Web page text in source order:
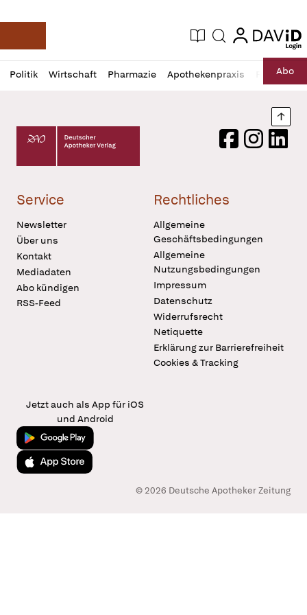
Deutsche Apotheker Zeitung
Aktuelle Ausgabe
Suche login
login
Politik Wirtschaft Pharmazie Apothekenpraxis RechtAbo
Profil
öffnen
Daz
Pur
Deutscher Apotheker Verlag Logo
FacebookInstagram
Service
Newsletter
Über uns
Kontakt
Mediadaten
Abo kündigen
RSS-Feed
Rechtliches
Allgemeine
Geschäftsbedingungen
Allgemeine
Nutzungsbedingungen
Impressum
Datenschutz
Widerrufsrecht
Netiquette
Erklärung zur Barrierefreiheit
Cookies & Tracking
Jetzt auch als App für iOS
und Android
Jetzt bei Google Play
Laden im App Store
© 2026 Deutsche Apotheker Zeitung